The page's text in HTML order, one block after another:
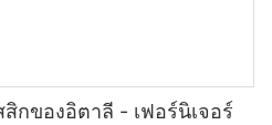
กของอิตาลี - เฟอร์นิเจอร์